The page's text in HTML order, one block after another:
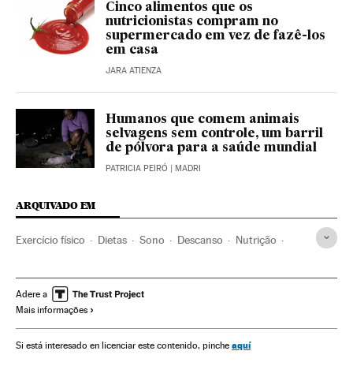
Cinco alimentos que os
nutricionistas compram no
supermercado em vez de fazê-los
em casa
JARA ATIENZA
Humanos que comem animais
selvagens sem controle, um barril
de pólvora para a saúde mundial
PATRICIA PEIRÓ | MADRI
ARQUIVADO EM
Exercício físico Dietas Sono Descanso Nutrição
Açúcar Consumo álcool
Doenças cardiovasculares
Bebidas alcoólicas Envelhecimento população
Adere a
Mais informações
Si está interesado en licenciar este contenido, pinche aquí